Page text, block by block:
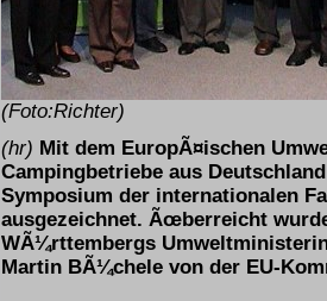
(Foto:Richter)
(hr) Mit dem EuropÃ¤ischen
Campingbetriebe aus
Symposium der internationalen
ausgezeichnet. Ãœberreicht
WÃ¼rttembergs
Martin BÃ¼chele von der EU-